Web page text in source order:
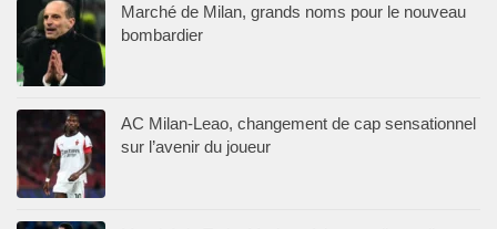
Marché de Milan, grands noms pour le nouveau
bombardier
AC Milan-Leao, changement de cap sensationnel
sur l’avenir du joueur